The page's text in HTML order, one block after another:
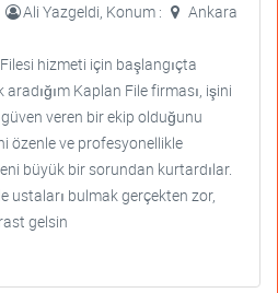
Ali Yazgeldi, Konum :
Ankara
hizmeti için başlangıçta
Kaplan File firması, işini
veren bir ekip olduğunu
özenle ve profesyonellikle
büyük bir sorundan kurtardılar.
ustaları bulmak gerçekten zor,
gelsin